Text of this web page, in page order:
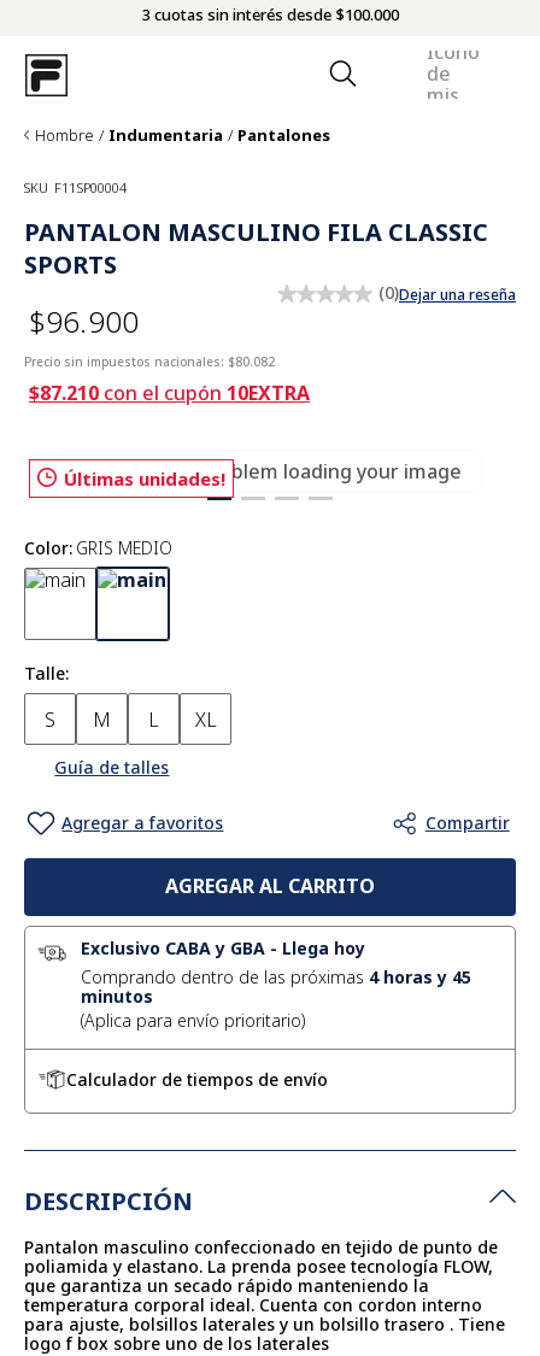
3 cuotas sin interés desde $100.000
Hombre Indumentaria Pantalones
SKU F11SP00004
PANTALON MASCULINO FILA CLASSIC
SPORTS
(0)Dejar una reseña
$96.900
Precio sin impuestos nacionales: $80.082
$87.210 con el cupón 10EXTRA
Últimas unidades!
There was a problem loading your image
Color: GRIS MEDIO
Talle
L
M
S XL
Guía de talles
AGREGAR AL CARRITO
Exclusivo CABA y GBA - Llega hoy
Comprando dentro de las próximas 4horas y 45
minutos
Calculador de tiempos de envío
DESCRIPCIÓN
Pantalon masculino confeccionado en tejido de punto de
poliamida y elastano. La prenda posee tecnología FLOW,
que garantiza un secado rápido manteniendo la
temperatura corporal ideal. Cuenta con cordon interno
para ajuste, bolsillos laterales y un bolsillo trasero . Tiene
logo f box sobre uno de los laterales